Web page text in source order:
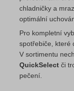
chladničky a
optimální
Pro kompletní
spotřebiče, které
V sortimentu
QuickSelect či
pečení.